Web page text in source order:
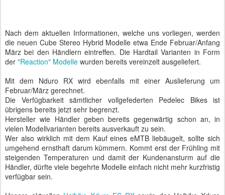
Nach dem aktuellen Informationen, welche uns vorliegen, werden
die neuen Cube Stereo Hybrid Modelle etwa Ende Februar/Anfang
März bei den Händlern eintreffen. Die Hardtail Varianten in Form
der "Reaction" Modelle wurden bereits vereinzelt ausgeliefert.
Mit dem Nduro RX wird ebenfalls mit einer Auslieferung um
Februar/März gerechnet.
Die Verfügbarkeit sämtlicher vollgefederten Pedelec Bikes ist
übrigens bereits jetzt sehr begrenzt.
Hersteller wie Händler geben bereits gegenwärtig schon an, in
vielen Modellvarianten bereits ausverkauft zu sein.
Wer also wirklich mit dem Kauf eines eMTB liebäugelt, sollte sich
umgehend ernsthaft darum kümmern. Kommt erst der Frühling mit
steigenden Temperaturen und damit der Kundenansturm auf die
Händler, dürfte viele begehrte Modelle einfach nicht mehr kurzfristig
verfügbar sein.